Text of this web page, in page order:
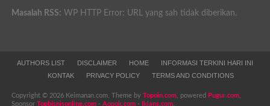
Masalah RSS: WP HTTP Error: URL yang sah tidak diberikan.
AUTHORS LIST DISCLAIMER HOME
INFORMASI TERKINI HARI INI
KONTAK
PRIVACY POLICY TERMS AND CONDITIONS
Copyright © 2026 Keimanan.com. Theme by Topoin.com, powered Pugur.com,
Sponsor Topbisnisonline.com- Aopok.com- Iklans.com.